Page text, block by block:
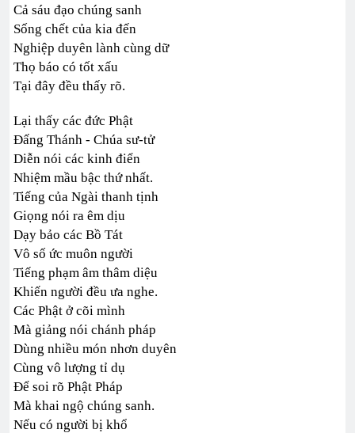
Cả sáu đạo chúng sanh
Sống chết của kia đến
Nghiệp duyên lành cùng dữ
Thọ báo có tốt xấu
Tại đây đều thấy rõ.
Lại thấy các đức Phật
Đấng Thánh - Chúa sư-tử
Diễn nói các kinh điển
Nhiệm mầu bậc thứ nhất.
Tiếng của Ngài thanh tịnh
Giọng nói ra êm dịu
Dạy bảo các Bồ Tát
Vô số ức muôn người
Tiếng phạm âm thâm diệu
Khiến người đều ưa nghe.
Các Phật ở cõi mình
Mà giảng nói chánh pháp
Dùng nhiều món nhơn duyên
Cùng vô lượng tỉ dụ
Để soi rõ Phật Pháp
Mà khai ngộ chúng sanh.
Nếu có người bị khổ